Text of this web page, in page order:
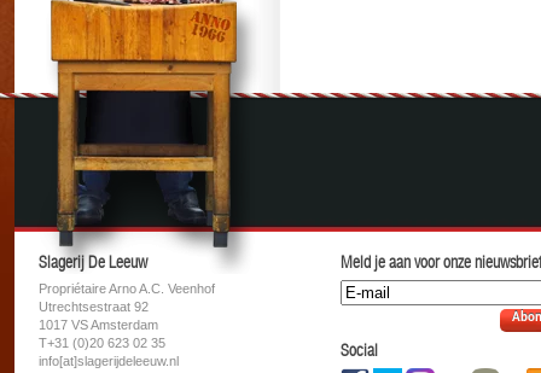
Slagerij De Leeuw
Propriétaire Arno A.C. Veenhof
Utrechtsestraat 92
1017 VS Amsterdam
T+31 (0)20 623 02 35
info[at]slagerijdeleeuw.nl
Meld je aan voor onze
Social